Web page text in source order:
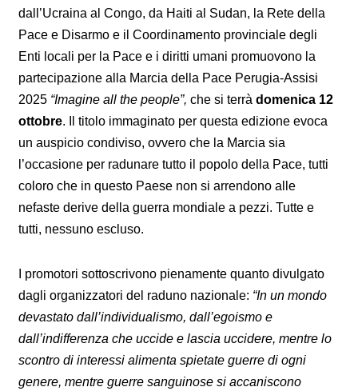
dall’Ucraina al Congo, da Haiti al Sudan, la Rete della
Pace e Disarmo e il Coordinamento provinciale degli
Enti locali per la Pace e i diritti umani promuovono la
partecipazione alla Marcia della Pace Perugia-Assisi
2025 “Imagine all the people”,che si terràdomenica 12
ottobre. Il titolo immaginato per questa edizione evoca
un auspicio condiviso, ovvero che la Marcia sia
l’occasione per radunare tutto il popolo della Pace, tutti
coloro che in questo Paese non si arrendono alle
nefaste derive della guerra mondiale a pezzi. Tutte e
tutti, nessuno escluso.
I promotori sottoscrivono pienamente quanto divulgato
dagli organizzatori del raduno nazionale: “In un mondo
devastato dall’individualismo, dall’egoismo e
dall’indifferenza che uccide e lascia uccidere, mentre lo
scontro di interessi alimenta spietate guerre di ogni
genere, mentre guerre sanguinose si accaniscono